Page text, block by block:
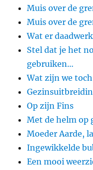
Muis over de
Muis over de
Wat er
Stel dat je het
gebruiken…
Wat zijn we
Op zijn Fins
Met de helm op
Moeder Aarde,
Ingewikkelde
Een mooi